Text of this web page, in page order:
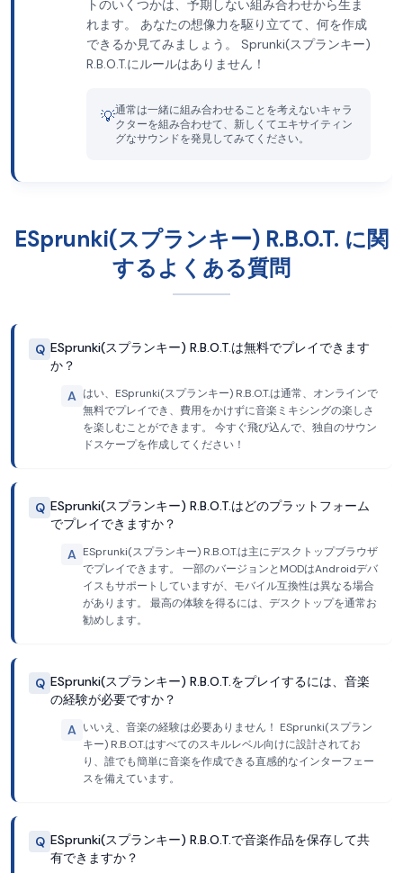
トのいくつかは、予期しない組み合わせから生ま
れます。 あなたの想像力を駆り立てて、何を作成
できるか見てみましょう。 Sprunki(スプランキー)
R.B.O.T.にルールはありません！
💡通常は一緒に組み合わせることを考えないキャラ
クターを組み合わせて、新しくてエキサイティン
グなサウンドを発見してみてください。
ESprunki(スプランキー) R.B.O.T. に関
するよくある質問
Q ESprunki(スプランキー) R.B.O.T.は無料でプレイできます
か？
A はい、ESprunki(スプランキー) R.B.O.T.は通常、オンラインで
無料でプレイでき、費用をかけずに音楽ミキシングの楽しさ
を楽しむことができます。 今すぐ飛び込んで、独自のサウン
ドスケープを作成してください！
Q ESprunki(スプランキー) R.B.O.T.はどのプラットフォーム
でプレイできますか？
A ESprunki(スプランキー) R.B.O.T.は主にデスクトップブラウザ
でプレイできます。 一部のバージョンとMODはAndroidデバ
イスもサポートしていますが、モバイル互換性は異なる場合
があります。 最高の体験を得るには、デスクトップを通常お
勧めします。
Q ESprunki(スプランキー) R.B.O.T.をプレイするには、音楽
の経験が必要ですか？
A いいえ、音楽の経験は必要ありません！ ESprunki(スプラン
キー) R.B.O.T.はすべてのスキルレベル向けに設計されてお
り、誰でも簡単に音楽を作成できる直感的なインターフェー
スを備えています。
Q ESprunki(スプランキー) R.B.O.T.で音楽作品を保存して共
有できますか？